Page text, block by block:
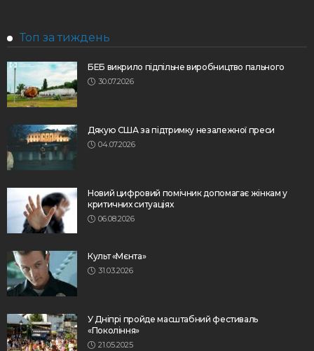
Топ за тиждень
БЕБ викрило підпільне виробництво пального
30.07.2026
Дякую США за підтримку незалежної преси
04.07.2026
Новий цифровий помічник допомагає жінкам у
критичних ситуаціях
06.08.2026
Культ «Мєнта»
31.03.2026
У Дніпрі пройде масштабний фестиваль
«Покоління»
21.05.2025